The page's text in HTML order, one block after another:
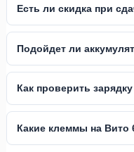
Есть ли скидка при
Подойдет ли
Как проверить
Какие клеммы на Вито